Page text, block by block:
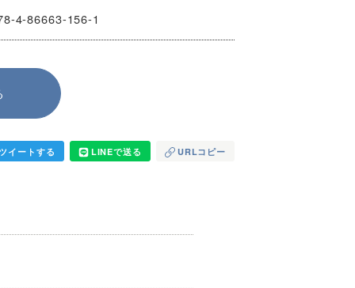
4-86663-156-1
イートする LINEで送る URLコピー